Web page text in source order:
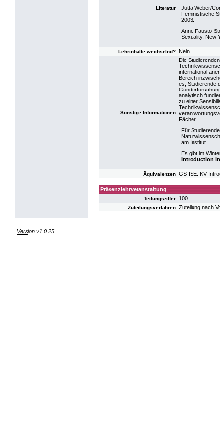
Literatur
Jutta Weber/
Feministische
2003.
Anne Fausto-
Sexuality, New
Lehrinhalte wechselnd? Nein
Sonstige Informationen
Die
international
Bereich
es, Studierende
analytisch
zu einer
Fächer.
Für
am Institut.
Es gibt im
Introduction
Äquivalenzen GS-ISE: KV
Präsenzlehrveranstaltung
Teilungsziffer 100
Zuteilungsverfahren Zuteilung nach
Version v1.0.25